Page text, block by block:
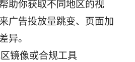
助你获取不同地区的视
广告投放量跳变、页面加
异。
镜像或合规工具